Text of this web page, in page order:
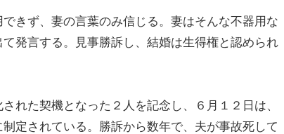
きず、妻の言葉のみ信じる。妻はそんな不器用な
発言する。見事勝訴し、結婚は生得権と認められ
れた契機となった２人を記念し、６月１２日は、
定されている。勝訴から数年で、夫が事故死して